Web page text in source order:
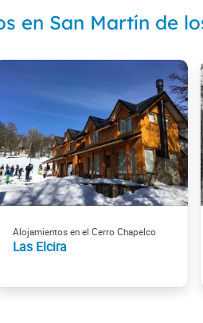
en San Martín de
Alojamientos en el Cerro Chapelco
Las Elcira